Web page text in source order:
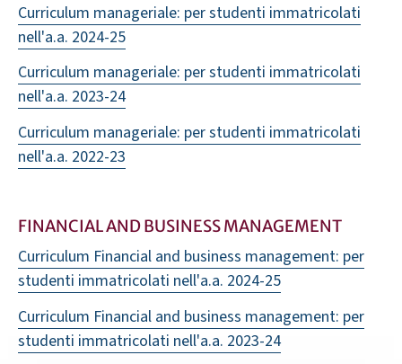
Curriculum manageriale: per studenti immatricolati
nell'a.a. 2024-25
Curriculum manageriale: per studenti immatricolati
nell'a.a. 2023-24
Curriculum manageriale: per studenti immatricolati
nell'a.a. 2022-23
FINANCIAL AND BUSINESS MANAGEMENT
Curriculum Financial and business management: per
studenti immatricolati nell'a.a. 2024-25
Curriculum Financial and business management: per
studenti immatricolati nell'a.a. 2023-24